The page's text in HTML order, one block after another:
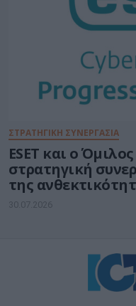
ΣΤΡΑΤΗΓΙΚΉ ΣΥΝΕΡΓΑΣΊΑ
ESET και ο
στρατηγική
της
τομείς
30.07.2026